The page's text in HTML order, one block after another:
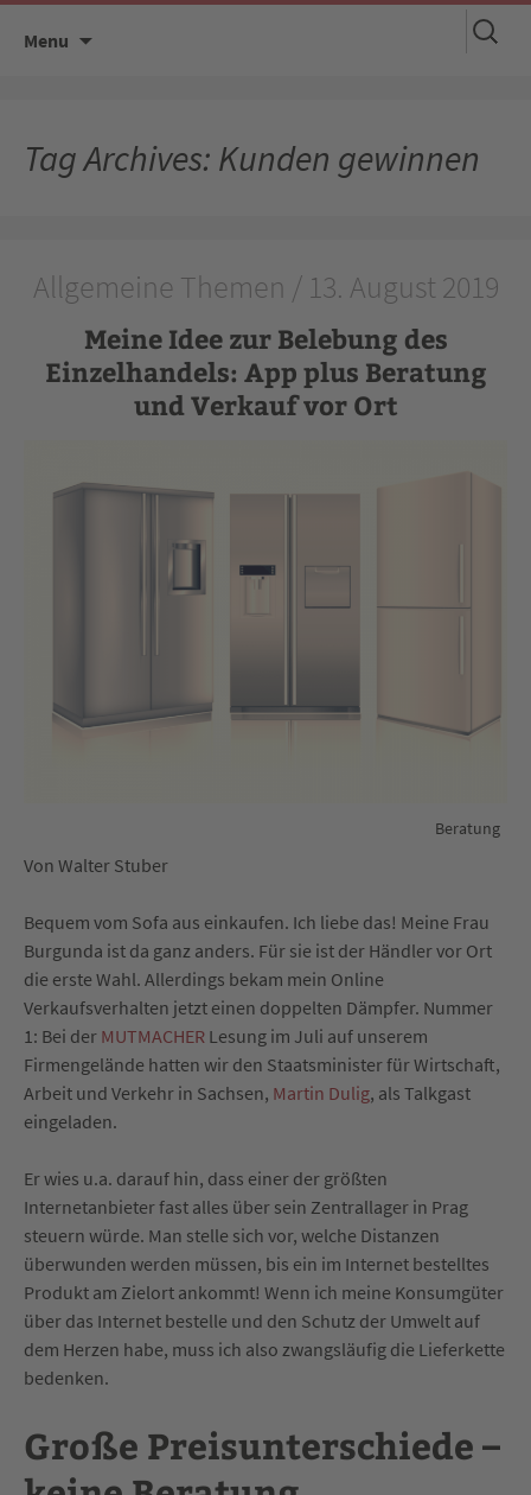
Menu
Suchen
nach:
Tag Archives: Kunden gewinnen
Allgemeine Themen / 13. August 2019
Meine Idee zur Belebung des
Einzelhandels: App plus Beratung
und Verkauf vor Ort
Beratung
Von Walter Stuber
Bequem vom Sofa aus einkaufen. Ich liebe das! Meine Frau
Burgunda ist da ganz anders. Für sie ist der Händler vor Ort
die erste Wahl. Allerdings bekam mein Online
Verkaufsverhalten jetzt einen doppelten Dämpfer. Nummer
1: Bei der MUTMACHER Lesung im Juli auf unserem
Firmengelände hatten wir den Staatsminister für Wirtschaft,
Arbeit und Verkehr in Sachsen, Martin Dulig, als Talkgast
eingeladen.
Er wies u.a. darauf hin, dass einer der größten
Internetanbieter fast alles über sein Zentrallager in Prag
steuern würde. Man stelle sich vor, welche Distanzen
überwunden werden müssen, bis ein im Internet bestelltes
Produkt am Zielort ankommt! Wenn ich meine Konsumgüter
über das Internet bestelle und den Schutz der Umwelt auf
dem Herzen habe, muss ich also zwangsläufig die Lieferkette
bedenken.
Große Preisunterschiede –